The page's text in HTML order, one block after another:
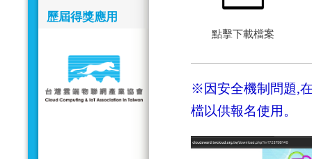
歷屆得獎應用
點擊下載檔案
※因安全機制問題,
檔以供報名使用。